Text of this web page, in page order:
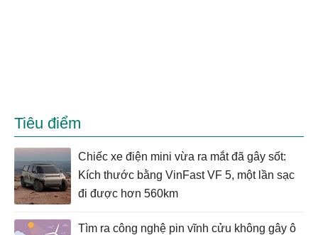
Tiêu điểm
Chiếc xe điện mini vừa ra mắt đã gây sốt:
Kích thước bằng VinFast VF 5, một lần sạc
đi được hơn 560km
Tìm ra công nghệ pin vĩnh cửu không gây ô